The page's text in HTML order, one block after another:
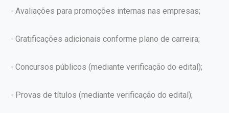
- Avaliações para promoções internas nas empresas;
- Gratificações adicionais conforme plano de carreira;
- Concursos públicos (mediante verificação do edital);
- Provas de títulos (mediante verificação do edital);